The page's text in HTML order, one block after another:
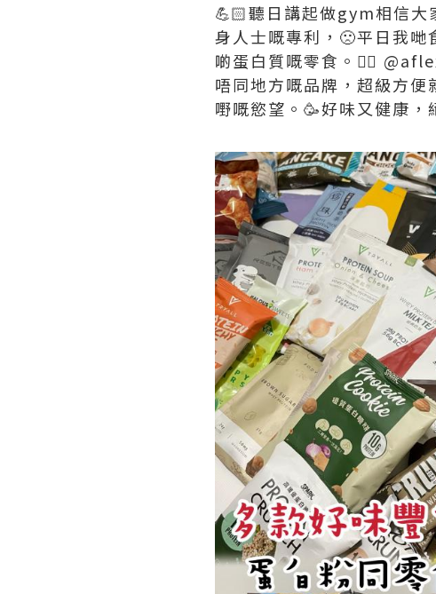
💪🏻聽日講起做gym相信大
身人士嘅專利，🙁平日我
啲蛋白質嘅零食。👍🏻
唔同地方嘅品牌，超級方
嘢嘅慾望。🥳好味又健康，